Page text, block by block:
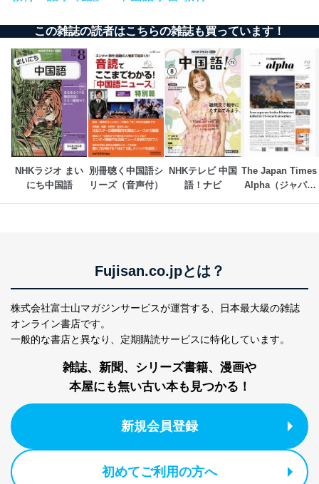
るご案内のため
4
採用応募者の方の
個人情報
採用選考、ご連絡のため
5
当社の従業者の個
人情報
人事、総務などの雇用管理等のた
め
6
パートナー（提携
企業）からの委託
により当社の
定期購読サービス
等をご利用の方の
個人情報
購入商品配送のため
提携企業及びお客様がご購入され
た商品の発売元企業からのｅメー
ル等による商品、
サービス、キャンペーン等の広告
に関するご案内のため
当社のサービス利用状況の把握お
よびその分析のため
お問い合わせ対応、トラブル対
ため
※上記の利用目的のうちNo.1～5については保有個人デ
ータ（開示対象個人情報）の利用目的であり、下記4.の
開示等のご請求に対応させていただきます。
なお、6、7については、パートナー（提携企業）様又は
各SNS運営会社様にご請求いただきますようお願い致し
ます。
３．個人情報の第三者提供について
本人の同意を得ることなく第三者に提供することはあり
人の生命､身体または財産の保護のために必要がある
この雑誌の読者はこちらの雑誌も買っています！
NHKラジオ まい
にち中国語
別冊聴く中国語シ
リーズ（音声付）
NHKテレビ 中国
語！ナビ
The Japan Times
Alpha（ジャパン
Fujisan.co.jpとは？
株式会社富士山マガジンサービスが運営する、
日本最大級の雑誌
オンライン書店です。
一般的な書店と異なり、 定期購読サービスに特化しています。
雑誌、新聞、シリーズ書籍、漫画や
本屋にも無い古い本も見つかる！
新規会員登録
初めてご利用の方へ